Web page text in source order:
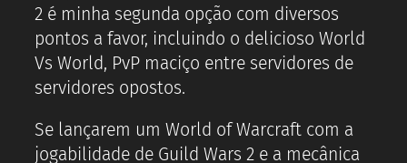
2 é minha segunda opção com diversos
pontos a favor, incluindo o delicioso World
Vs World, PvP maciço entre servidores de
servidores opostos.
Se lançarem um World of Warcraft com a
jogabilidade de Guild Wars 2 e a mecânica